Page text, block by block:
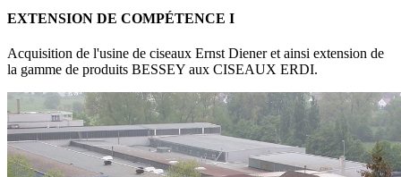
EXTENSION DE COMPÉTENCE I
Acquisition de l'usine de ciseaux Ernst Diener et ainsi extension de
la gamme de produits BESSEY aux CISEAUX ERDI.